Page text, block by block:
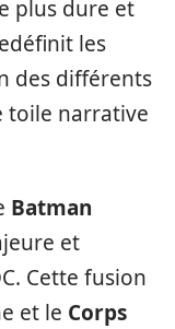
plus dure et
les
des différents
toile narrative
Batman
et
Cette fusion
et le Corps